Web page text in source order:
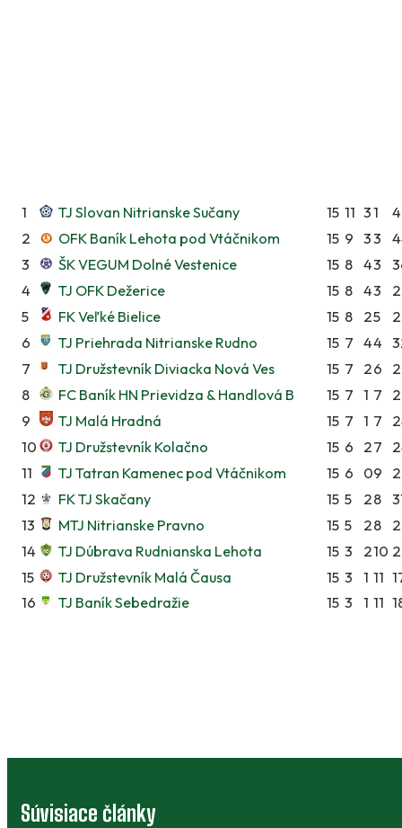
1 TJ Slovan Nitrianske Sučany 15 11 31
2
OFK Baník Lehota pod Vtáčnikom 15 9 33
3
ŠK VEGUM Dolné Vestenice 15 8 43
4
TJ OFK Dežerice 15 8 43
5
FK Veľké Bielice 15 8 25
6
TJ Priehrada Nitrianske Rudno 15 7 44
7
TJ Družstevník Diviacka Nová Ves 15 7 26
8
FC Baník HN Prievidza & Handlová B 15 7 1 7
9
TJ Malá Hradná 15 7 1 7
10
TJ Družstevník Kolačno 15 6 27
11
TJ Tatran Kamenec pod Vtáčnikom 15 6 09
12
FK TJ Skačany 15 5 28
13
MTJ Nitrianske Pravno 15 5 28
14
TJ Dúbrava Rudnianska Lehota 15 3 210
15
TJ Družstevník Malá Čausa 15 3 1 11
16
TJ Baník Sebedražie 15 3 1 11
Súvisiace články